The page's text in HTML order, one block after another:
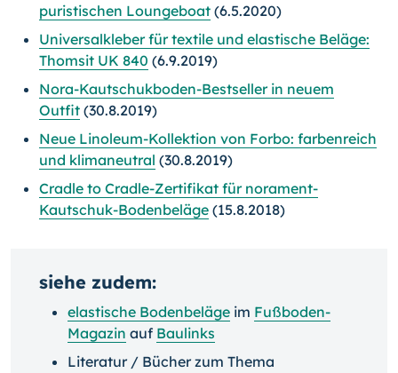
puristischen Loungeboat (6.5.2020)
Universalkleber für textile und elastische Beläge:
Thomsit UK 840 (6.9.2019)
Nora-Kautschukboden-Bestseller in neuem
Outfit (30.8.2019)
Neue Linoleum-Kollektion von Forbo: farbenreich
und klimaneutral (30.8.2019)
Cradle to Cradle-Zertifikat für norament-
Kautschuk-Bodenbeläge (15.8.2018)
siehe zudem:
elastische Bodenbeläge im Fußboden-
Magazin auf Baulinks
Literatur / Bücher zum Thema